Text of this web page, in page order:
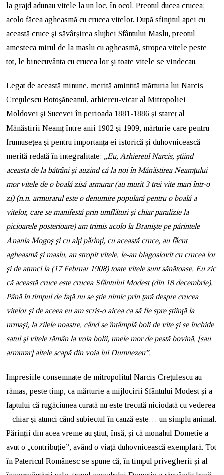
la grajd adunau vitele la un loc, în ocol. Preotul ducea crucea;
acolo făcea agheasmă cu crucea vitelor. După sfinţitul apei cu
această cruce şi săvârșirea slujbei Sfântului Maslu, preotul
amesteca mirul de la maslu cu agheasmă, stropea vitele peste
tot, le binecuvânta cu crucea lor şi toate vitele se vindecau.
Legat de această minune, merită amintită mărturia lui Narcis
Creţulescu Botoşăneanul, arhiereu-vicar al Mitropoliei
Moldovei şi Sucevei în perioada 1881-1886 și stareț al
Mănăstirii Neamț între anii 1902 și 1909, mărturie care pentru
frumusețea și pentru importanța ei istorică și duhovnicească
merită redată în integralitate: „Eu, Arhiereul Narcis, ştiind
aceasta de la bătrâni şi auzind că la noi în Mănăstirea Neamţului
mor vitele de o boală zisă armurar (au murit 3 trei vite mari într-o
zi) (n.n. armurarul este o denumire populară pentru o boală a
vitelor, care se manifestă prin umflături și chiar paralizie la
picioarele posterioare) am trimis acolo la Branişte pe părintele
Anania Mogoş şi cu alţi părinţi, cu această cruce, au făcut
agheasmă şi maslu, au stropit vitele, le-au blagoslovit cu crucea lor
şi de atunci la (17 Februar 1908) toate vitele sunt sănătoase. Eu zic
că această cruce este crucea Sfântului Modest (din 18 decembrie).
Până în timpul de faţă nu se ştie nimic prin ţară despre crucea
vitelor şi de aceea eu am scris-o aicea ca să fie spre ştiinţă la
urmaşi, la zilele noastre, când se întâmplă boli de vite şi se închide
satul şi vitele rămân la voia bolii, unele mor de pestă bovină, [sau
armurar] altele scapă din voia lui Dumnezeu”.
Impresiile consemnate de mitropolitul Narcis Crețulescu au
rămas, peste timp, ca mărturie a mijlocirii Sfântului Modest și a
faptului că rugăciunea curată nu este trecută niciodată cu vederea
– chiar și atunci când subiectul în cauză este… un simplu animal.
Părinții din acea vreme au știut, însă, și că monahul Dometie a
avut o „contribuție”, având o viață duhovnicească exemplară. Tot
în Patericul Românesc se spune că, în timpul privegherii și al